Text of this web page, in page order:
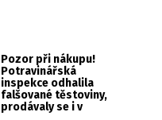
Pozor při nákupu!
Potravinářská
inspekce odhalila
falšované těstoviny,
prodávaly se i v